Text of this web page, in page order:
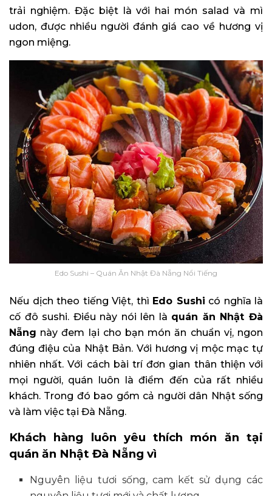
trải nghiệm. Đặc biệt là với hai món salad và mì
udon, được nhiều người đánh giá cao về hương vị
ngon miệng.
Edo Sushi – Quán Ăn Nhật Đà Nẵng Nổi Tiếng
Nếu dịch theo tiếng Việt, thì Edo Sushi có nghĩa là
cố đô sushi. Điều này nói lên là quán ăn Nhật Đà
Nẵng này đem lại cho bạn món ăn chuẩn vị, ngon
đúng điệu của Nhật Bản. Với hương vị mộc mạc tự
nhiên nhất. Với cách bài trí đơn gian thân thiện với
mọi người, quán luôn là điểm đến của rất nhiều
khách. Trong đó bao gồm cả người dân Nhật sống
và làm việc tại Đà Nẵng.
Khách hàng luôn yêu thích món ăn tại
quán ăn Nhật Đà Nẵng vì
Nguyên liệu tươi sống, cam kết sử dụng các